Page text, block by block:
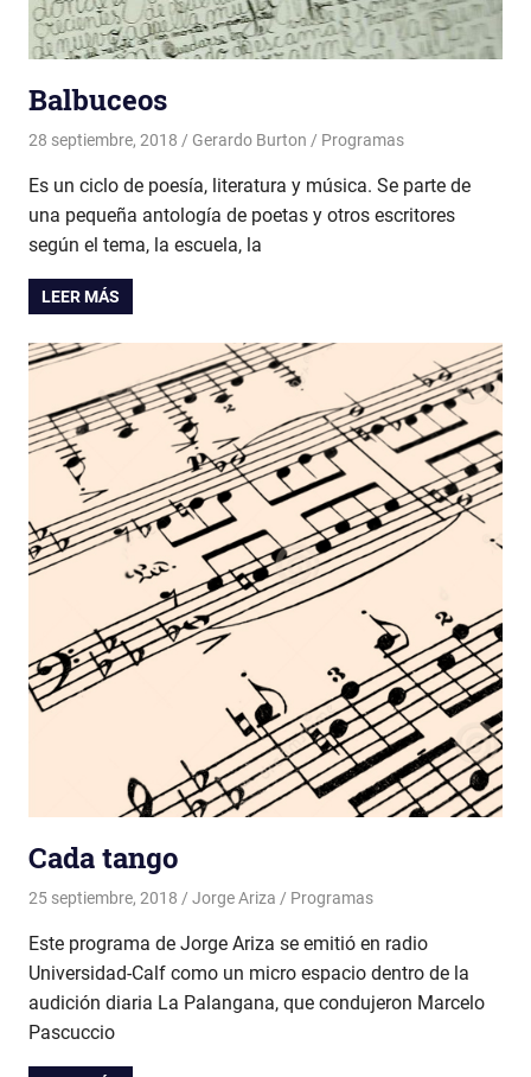
Balbuceos
28 septiembre, 2018 Gerardo Burton Programas
Es un ciclo de poesía, literatura y música. Se parte de
una pequeña antología de poetas y otros escritores
según el tema, la escuela, la
LEER MÁS
Cada tango
25 septiembre, 2018 Jorge Ariza Programas
Este programa de Jorge Ariza se emitió en radio
Universidad-Calf como un micro espacio dentro de la
audición diaria La Palangana, que condujeron Marcelo
Pascuccio